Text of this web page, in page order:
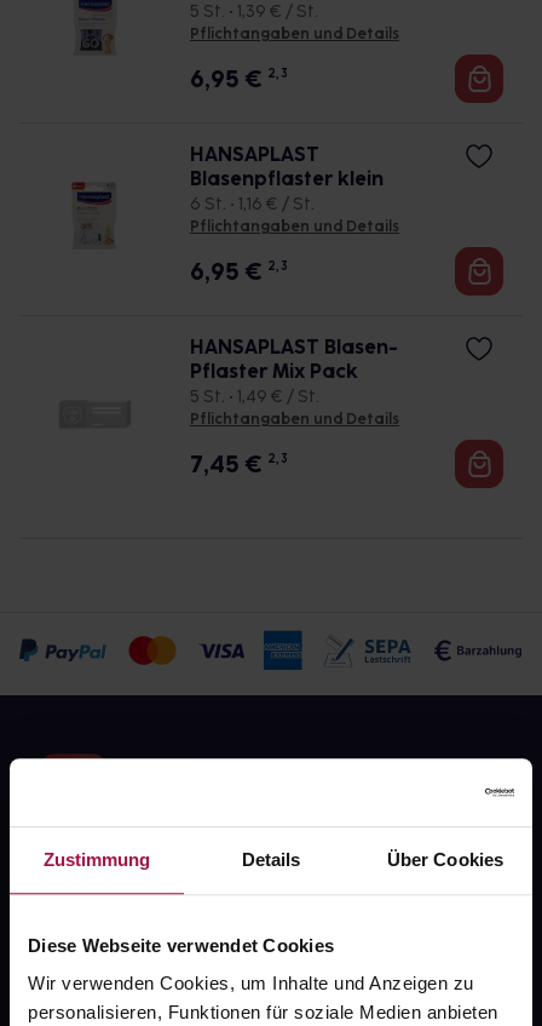
Zustimmung Details Über Cookies
Diese Webseite verwendet Cookies
Wir verwenden Cookies, um Inhalte und Anzeigen zu
personalisieren, Funktionen für soziale Medien anbieten
5 St. • 1,39 € / St.
Pflichtangaben und Details
6,95 € 2, 3
HANSAPLAST
Blasenpflaster klein
6 St. • 1,16 € / St.
Pflichtangaben und Details
6,95 € 2, 3
HANSAPLAST Blasen-
Pflaster Mix Pack
5 St. • 1,49 € / St.
Pflichtangaben und Details
7,45 € 2, 3
Fragen zu Deiner Bestellung?
FAQ